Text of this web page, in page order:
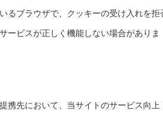
るブラウザで、クッキーの受け入れを拒
ービスが正しく機能しない場合がありま
携先において、当サイトのサービス向上